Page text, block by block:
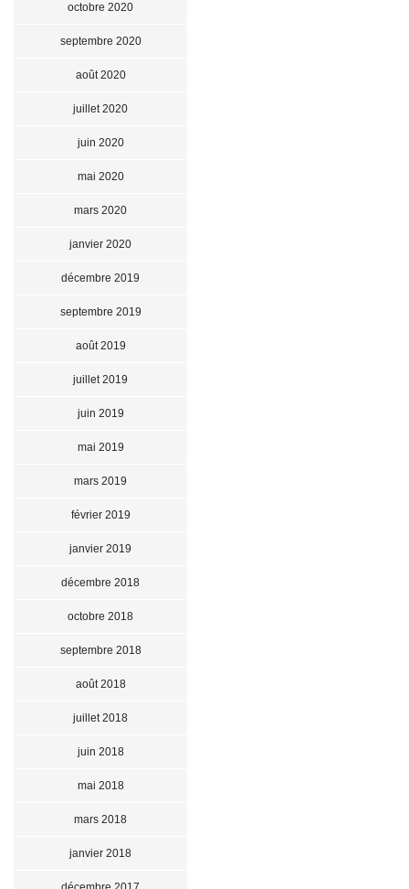
octobre 2020
septembre 2020
août 2020
juillet 2020
juin 2020
mai 2020
mars 2020
janvier 2020
décembre 2019
septembre 2019
août 2019
juillet 2019
juin 2019
mai 2019
mars 2019
février 2019
janvier 2019
décembre 2018
octobre 2018
septembre 2018
août 2018
juillet 2018
juin 2018
mai 2018
mars 2018
janvier 2018